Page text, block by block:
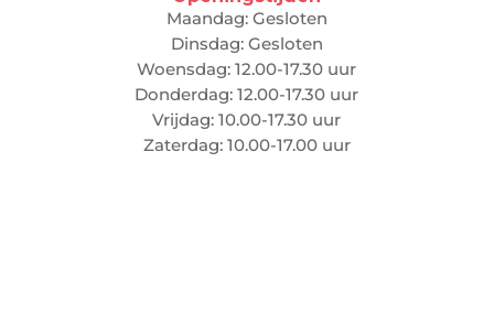
Maandag: Gesloten
Dinsdag: Gesloten
Woensdag: 12.00-17.30 uur
Donderdag: 12.00-17.30 uur
Vrijdag: 10.00-17.30 uur
Zaterdag: 10.00-17.00 uur